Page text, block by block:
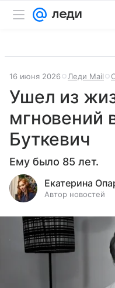
16 июня 2026 Леди Mail
Ушел из
мгновений
Буткевич
Ему было 85 лет.
Екатерина
Автор новостей